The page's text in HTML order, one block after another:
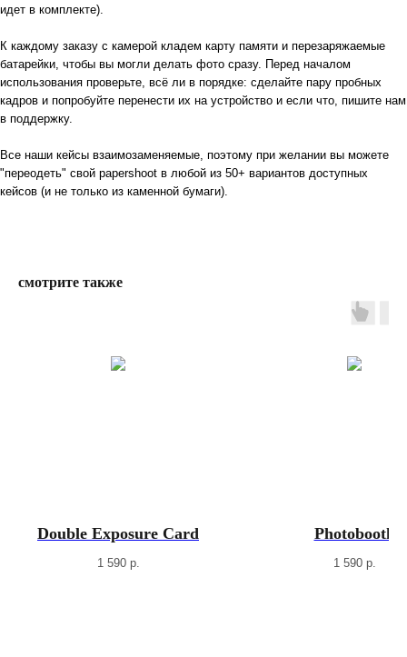
идет в комплекте).
​​К каждому заказу с камерой кладем карту памяти и перезаряжаемые
батарейки, чтобы вы могли делать фото сразу. Перед началом
использования проверьте, всё ли в порядке: сделайте пару пробных
кадров и попробуйте перенести их на устройство и если что, пишите нам
в поддержку.
Все наши кейсы взаимозаменяемые, поэтому при желании вы можете
"переодеть" свой papershoot в любой из 50+ вариантов доступных
кейсов (и не только из каменной бумаги).
смотрите также
Double Exposure Card
1 590 р.
Photobooth
1 590 р.